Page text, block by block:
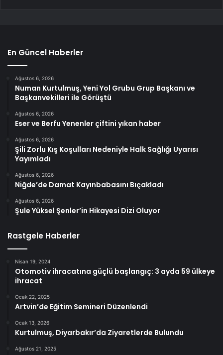
En Güncel Haberler
Ağustos 6, 2026
Numan Kurtulmuş, Yeni Yol Grubu Grup Başkanı ve
Başkanvekilleri ile Görüştü
Ağustos 6, 2026
Eser ve Berfu Yenenler çiftini yıkan haber
Ağustos 6, 2026
Şili Zorlu Kış Koşulları Nedeniyle Halk Sağlığı Uyarısı
Yayımladı
Ağustos 6, 2026
Niğde’de Damat Kayınbabasını Bıçakladı
Ağustos 6, 2026
Şule Yüksel Şenler’in Hikayesi Dizi Oluyor
Rastgele Haberler
Nisan 19, 2024
Otomotiv ihracatına güçlü başlangıç: 3 ayda 59 ülkeye
ihracat
Ocak 22, 2025
Artvin’de Eğitim Semineri Düzenlendi
Ocak 13, 2026
Kurtulmuş, Diyarbakır’da Ziyaretlerde Bulundu
Ağustos 21, 2025